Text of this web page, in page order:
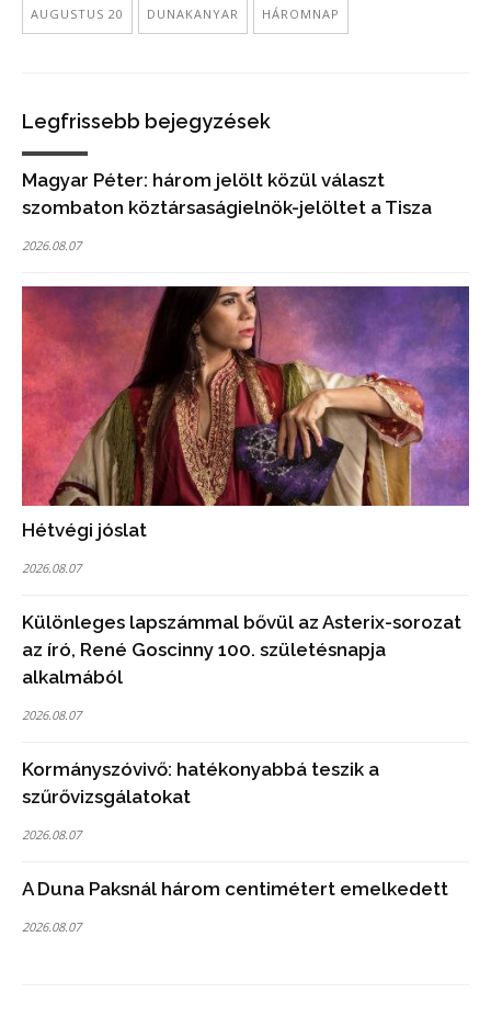
AUGUSTUS 20 DUNAKANYAR HÁROMNAP
Legfrissebb bejegyzések
Magyar Péter: három jelölt közül választ
szombaton köztársaságielnök-jelöltet a Tisza
2026.08.07
Hétvégi jóslat
2026.08.07
Különleges lapszámmal bővül az Asterix-sorozat
az író, René Goscinny 100. születésnapja
alkalmából
2026.08.07
Kormányszóvivő: hatékonyabbá teszik a
szűrővizsgálatokat
2026.08.07
A Duna Paksnál három centimétert emelkedett
2026.08.07